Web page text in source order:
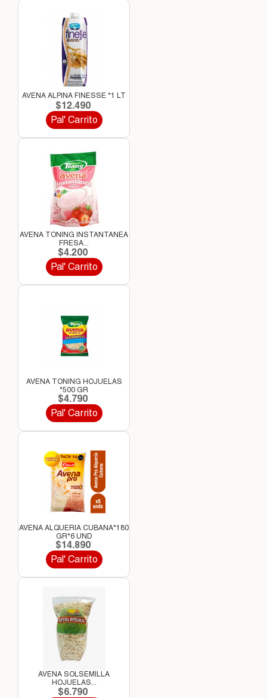
AVENA ALPINA FINESSE *1 LT
$12.490
Pal' Carrito
AVENA TONING INSTANTANEA
FRESA...
$4.200
Pal' Carrito
AVENA TONING HOJUELAS
*500 GR
$4.790
Pal' Carrito
AVENA ALQUERIA CUBANA*180
GR*6 UND
$14.890
Pal' Carrito
AVENA SOLSEMILLA
HOJUELAS...
$6.790